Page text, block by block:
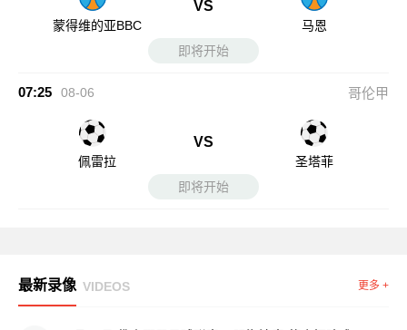
蒙得维的亚BBC
VS
马恩
即将开始
07:25 08-06 哥伦甲
佩雷拉
VS
圣塔菲
即将开始
最新录像 VIDEOS 更多 +